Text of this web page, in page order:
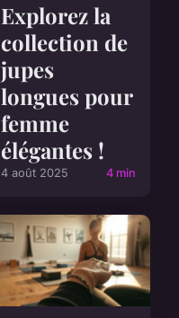
Explorez la
collection de
jupes
longues pour
femme
élégantes !
4 août 2025 4 min